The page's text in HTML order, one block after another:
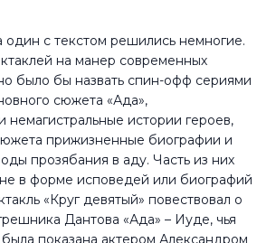
с текстом решились немногие.
на манер современных
было бы назвать спин-офф сериями
сюжета «Ада»,
истории героев,
прижизненные биографии и
прозябания в аду. Часть из них
в форме исповедей или биографий
«Круг девятый» повествовал о
Дантова «Ада» – Иуде, чья
показана актером Александром